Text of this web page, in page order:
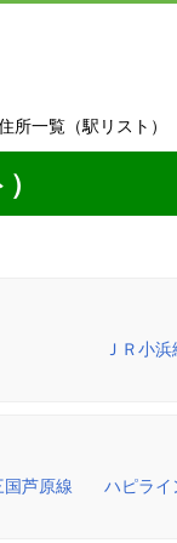
所一覧（駅リスト）
ＪＲ小浜
国芦原線 ハピライ